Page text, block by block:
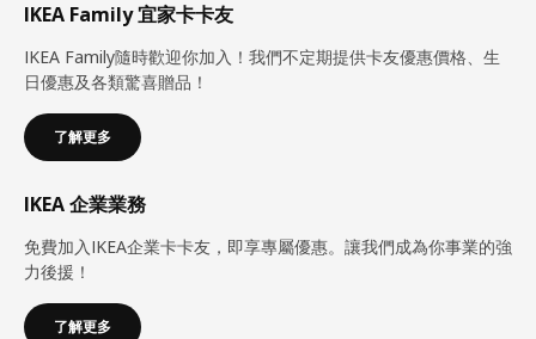
IKEA Family 宜家卡卡友
IKEA Family隨時歡迎你加入！我們不定期提供卡友優惠價格、生
日優惠及各類驚喜贈品！
了解更多
IKEA 企業業務
免費加入IKEA企業卡卡友，即享專屬優惠。讓我們成為你事業的強
力後援！
了解更多